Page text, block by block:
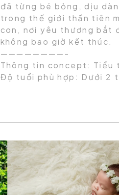
đã từng bé bỏng, dịu
trong thế giới thần tiên
con, nơi yêu thương bắt
không bao giờ kết thúc.
————————-
Thông tin concept: Tiểu
Độ tuổi phù hợp: Dưới 2